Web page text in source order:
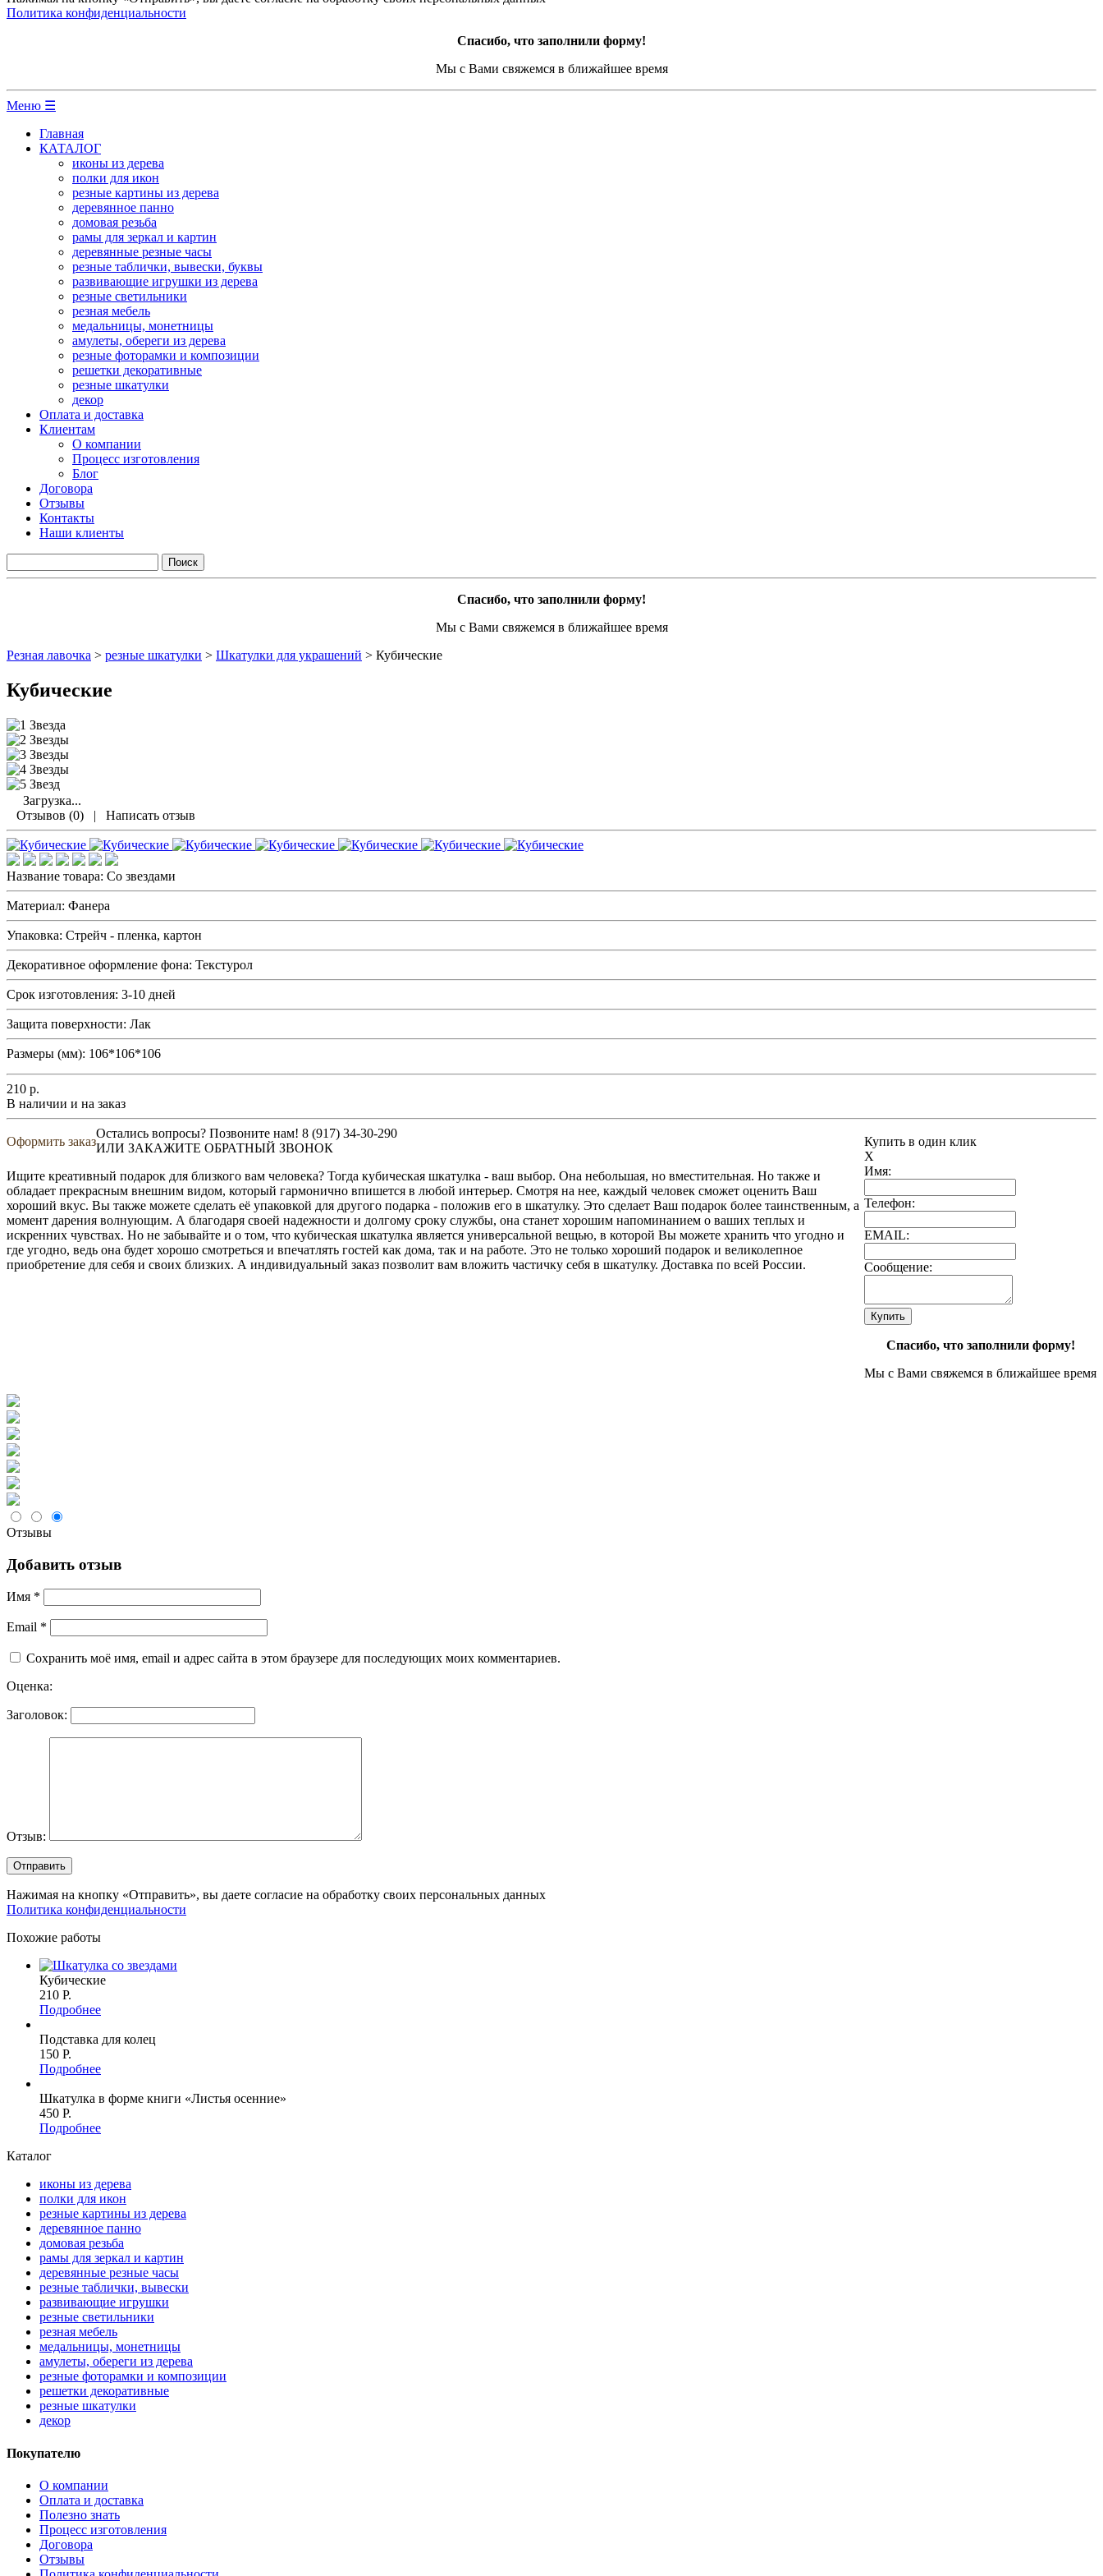
Политика конфиденциальности
Спасибо, что заполнили форму!
Мы с Вами свяжемся в ближайшее время
Меню ☰
Главная
КАТАЛОГ
иконы из дерева
полки для икон
резные картины из дерева
деревянное панно
домовая резьба
рамы для зеркал и картин
деревянные резные часы
резные таблички, вывески, буквы
развивающие игрушки из дерева
резные светильники
резная мебель
медальницы, монетницы
амулеты, обереги из дерева
резные фоторамки и композиции
решетки декоративные
резные шкатулки
декор
Оплата и доставка
Клиентам
О компании
Процесс изготовления
Блог
Договора
Отзывы
Контакты
Наши клиенты
Спасибо, что заполнили форму!
Мы с Вами свяжемся в ближайшее время
Резная лавочка > резные шкатулки > Шкатулки для украшений > Кубические
Кубические
Загрузка...
Отзывов (0) | Написать отзыв
Название товара: Со звездами
Материал: Фанера
Упаковка: Стрейч - пленка, картон
Декоративное оформление фона: Текстурол
Срок изготовления: 3-10 дней
Защита поверхности: Лак
Размеры (мм): 106*106*106
210 р.
В наличии и на заказ
Оформить заказ
Купить в один клик
X
Имя:
Телефон:
EMAIL:
Сообщение:
Спасибо, что заполнили форму!
Мы с Вами свяжемся в ближайшее время
Остались вопросы? Позвоните нам! 8 (917) 34-30-290
ИЛИ ЗАКАЖИТЕ ОБРАТНЫЙ ЗВОНОК
Ищите креативный подарок для близкого вам человека? Тогда кубическая шкатулка - ваш выбор. Она небольшая, но вместительная. Но также и
обладает прекрасным внешним видом, который гармонично впишется в любой интерьер. Смотря на нее, каждый человек сможет оценить Ваш
хороший вкус. Вы также можете сделать её упаковкой для другого подарка - положив его в шкатулку. Это сделает Ваш подарок более таинственным, а
момент дарения волнующим. А благодаря своей надежности и долгому сроку службы, она станет хорошим напоминанием о ваших теплых и
искренних чувствах. Но не забывайте и о том, что кубическая шкатулка является универсальной вещью, в которой Вы можете хранить что угодно и
где угодно, ведь она будет хорошо смотреться и впечатлять гостей как дома, так и на работе. Это не только хороший подарок и великолепное
приобретение для себя и своих близких. А индивидуальный заказ позволит вам вложить частичку себя в шкатулку. Доставка по всей России.
Отзывы
Добавить отзыв
Имя *
Email *
Сохранить моё имя, email и адрес сайта в этом браузере для последующих моих комментариев.
Оценка:
Заголовок:
Отзыв:
Нажимая на кнопку «Отправить», вы даете согласие на обработку своих персональных данных
Политика конфиденциальности
Похожие работы
Кубические
210 P.
Подробнее
Подставка для колец
150 P.
Подробнее
Шкатулка в форме книги «Листья осенние»
450 P.
Подробнее
Каталог
иконы из дерева
полки для икон
резные картины из дерева
деревянное панно
домовая резьба
рамы для зеркал и картин
деревянные резные часы
резные таблички, вывески
развивающие игрушки
резные светильники
резная мебель
медальницы, монетницы
амулеты, обереги из дерева
резные фоторамки и композиции
решетки декоративные
резные шкатулки
декор
Покупателю
О компании
Оплата и доставка
Полезно знать
Процесс изготовления
Договора
Отзывы